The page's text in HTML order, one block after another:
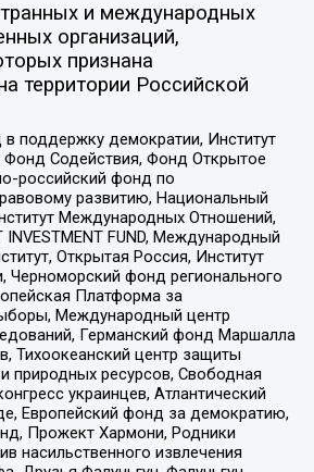
и международных
организаций,
признана
территории Российской
поддержку демократии, Институт
Содействия, Фонд Открытое
российский фонд по
развитию, Национальный
Международных Отношений,
INVESTMENT FUND, Международный
Открытая Россия, Институт
Черноморский фонд регионального
Платформа за
Международный центр
Германский фонд Маршалла
Тихоокеанский центр защиты
ресурсов, Свободная
украинцев, Атлантический
Европейский фонд за демократию,
Прожект Хармони, Родники
насильственного извлечения